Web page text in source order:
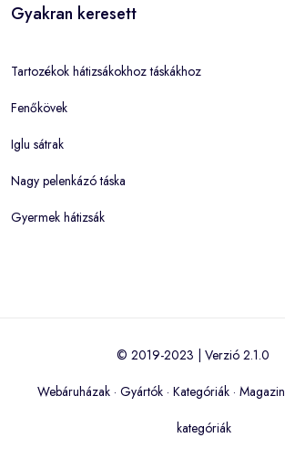
Gyakran keresett
Tartozékok hátizsákokhoz táskákhoz
Fenőkövek
Iglu sátrak
Nagy pelenkázó táska
Gyermek hátizsák
© 2019-2023 | Verzió 2.1.0
Webáruházak · Gyártók · Kategóriák · Magazin
kategóriák